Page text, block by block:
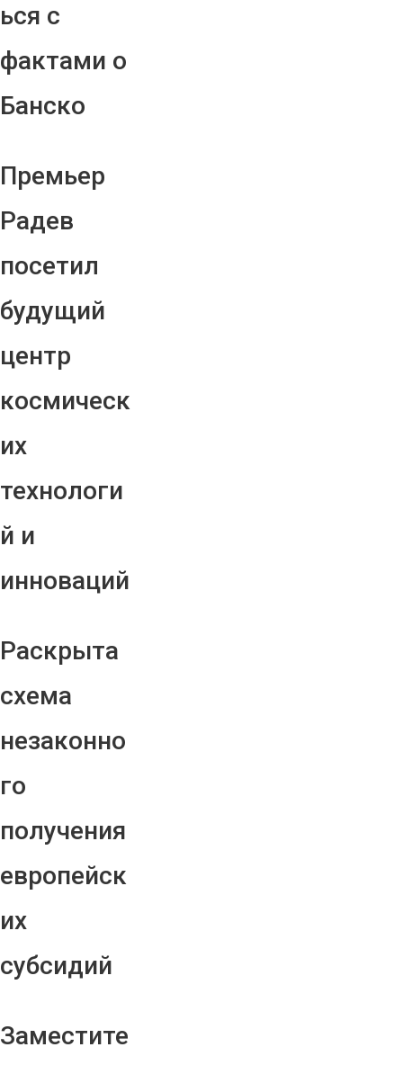
ься с
фактами о
Банско
Премьер
Радев
посетил
будущий
центр
космическ
их
технологи
й и
инноваций
Раскрыта
схема
незаконно
го
получения
европейск
их
субсидий
Заместите